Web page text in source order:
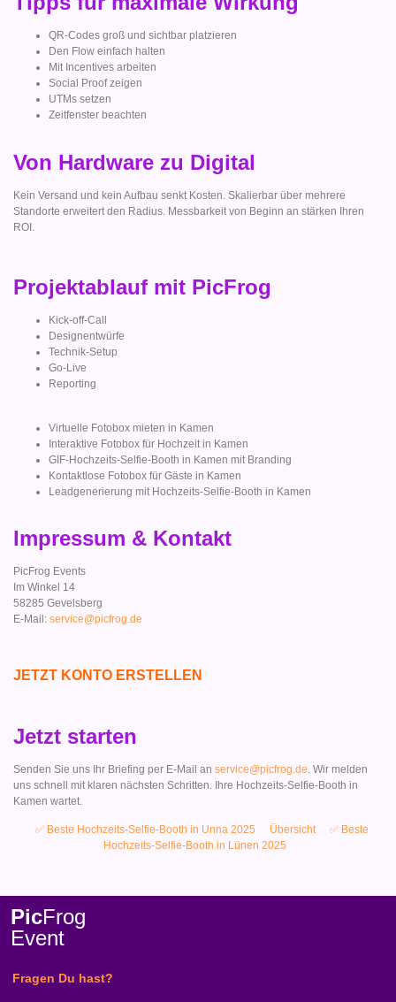
QR-Codes groß und sichtbar platzieren
Den Flow einfach halten
Mit Incentives arbeiten
Social Proof zeigen
UTMs setzen
Zeitfenster beachten
Von Hardware zu Digital
Kein Versand und kein Aufbau senkt Kosten. Skalierbar über mehrere
Standorte erweitert den Radius. Messbarkeit von Beginn an stärken Ihren
ROI.
Projektablauf mit PicFrog
Kick-off-Call
Designentwürfe
Technik-Setup
Go-Live
Reporting
Virtuelle Fotobox mieten in Kamen
Interaktive Fotobox für Hochzeit in Kamen
GIF-Hochzeits-Selfie-Booth in Kamen mit Branding
Kontaktlose Fotobox für Gäste in Kamen
Leadgenerierung mit Hochzeits-Selfie-Booth in Kamen
Impressum & Kontakt
PicFrog Events
Im Winkel 14
58285 Gevelsberg
E-Mail: service@picfrog.de
JETZT KONTO ERSTELLEN
Jetzt starten
Senden Sie uns Ihr Briefing per E-Mail an service@picfrog.de . Wir melden
uns schnell mit klaren nächsten Schritten. Ihre Hochzeits-Selfie-Booth in
Kamen wartet.
✅ Beste Hochzeits-Selfie-Booth in Unna 2025 Übersicht
✅ Beste
Hochzeits-Selfie-Booth in Lünen 2025
PicFrog
Event
Fragen Du hast?